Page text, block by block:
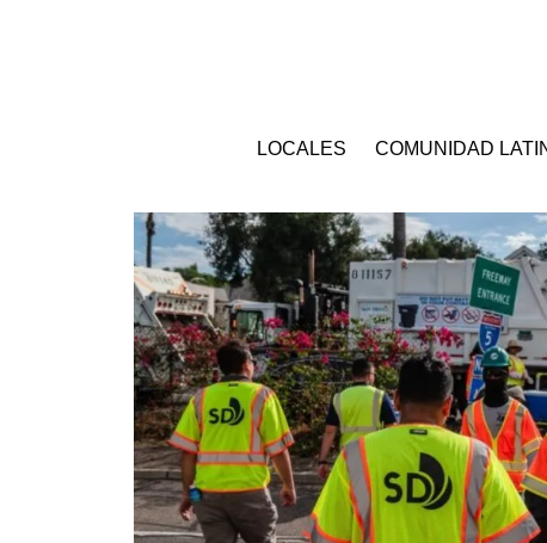
LOCALES COMUNIDAD